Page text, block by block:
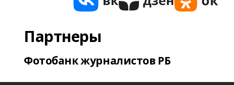
Партнеры
Фотобанк журналистов РБ